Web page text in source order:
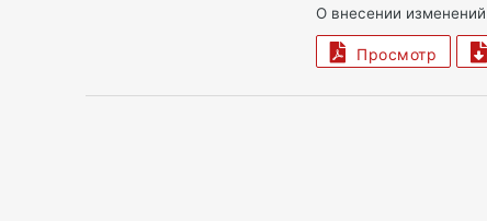
О внесении
Просмотр